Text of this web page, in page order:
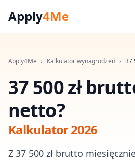
Apply4Me
Apply4Me › Kalkulator wynagrodzeń › 37
37 500 zł
netto?
Kalkulator 2026
Z 37 500 zł brutto